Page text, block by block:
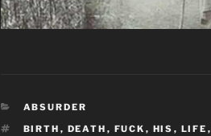
CATEGORÍAS
ABSURDER
ETIQUETAS
BIRTH , DEATH , FUCK , HIS , LIFE ,